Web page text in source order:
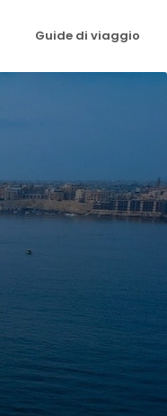
Guide di viaggio